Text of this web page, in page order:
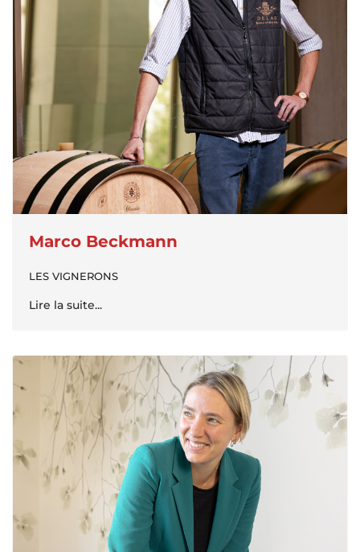
Marco Beckmann
LES VIGNERONS
Lire la suite...